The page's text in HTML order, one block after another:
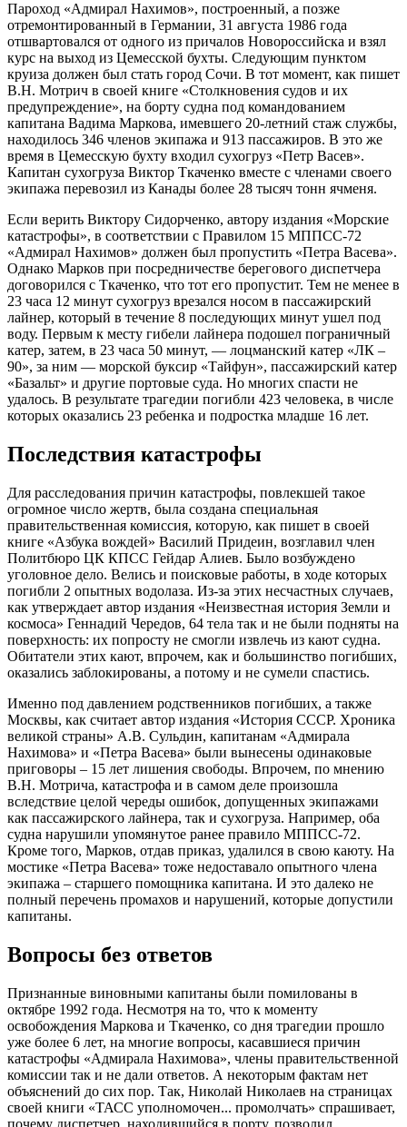
Пароход «Адмирал Нахимов», построенный, а позже
отремонтированный в Германии, 31 августа 1986 года
отшвартовался от одного из причалов Новороссийска и взял
курс на выход из Цемесской бухты. Следующим пунктом
круиза должен был стать город Сочи. В тот момент, как пишет
В.Н. Мотрич в своей книге «Столкновения судов и их
предупреждение», на борту судна под командованием
капитана Вадима Маркова, имевшего 20-летний стаж службы,
находилось 346 членов экипажа и 913 пассажиров. В это же
время в Цемесскую бухту входил сухогруз «Петр Васев».
Капитан сухогруза Виктор Ткаченко вместе с членами своего
экипажа перевозил из Канады более 28 тысяч тонн ячменя.
Если верить Виктору Сидорченко, автору издания «Морские
катастрофы», в соответствии с Правилом 15 МППСС-72
«Адмирал Нахимов» должен был пропустить «Петра Васева».
Однако Марков при посредничестве берегового диспетчера
договорился с Ткаченко, что тот его пропустит. Тем не менее в
23 часа 12 минут сухогруз врезался носом в пассажирский
лайнер, который в течение 8 последующих минут ушел под
воду. Первым к месту гибели лайнера подошел пограничный
катер, затем, в 23 часа 50 минут, — лоцманский катер «ЛК –
90», за ним — морской буксир «Тайфун», пассажирский катер
«Базальт» и другие портовые суда. Но многих спасти не
удалось. В результате трагедии погибли 423 человека, в числе
которых оказались 23 ребенка и подростка младше 16 лет.
Последствия катастрофы
Для расследования причин катастрофы, повлекшей такое
огромное число жертв, была создана специальная
правительственная комиссия, которую, как пишет в своей
книге «Азбука вождей» Василий Придеин, возглавил член
Политбюро ЦК КПСС Гейдар Алиев. Было возбуждено
уголовное дело. Велись и поисковые работы, в ходе которых
погибли 2 опытных водолаза. Из-за этих несчастных случаев,
как утверждает автор издания «Неизвестная история Земли и
космоса» Геннадий Чередов, 64 тела так и не были подняты на
поверхность: их попросту не смогли извлечь из кают судна.
Обитатели этих кают, впрочем, как и большинство погибших,
оказались заблокированы, а потому и не сумели спастись.
Именно под давлением родственников погибших, а также
Москвы, как считает автор издания «История СССР. Хроника
великой страны» А.В. Сульдин, капитанам «Адмирала
Нахимова» и «Петра Васева» были вынесены одинаковые
приговоры – 15 лет лишения свободы. Впрочем, по мнению
В.Н. Мотрича, катастрофа и в самом деле произошла
вследствие целой череды ошибок, допущенных экипажами
как пассажирского лайнера, так и сухогруза. Например, оба
судна нарушили упомянутое ранее правило МППСС-72.
Кроме того, Марков, отдав приказ, удалился в свою каюту. На
мостике «Петра Васева» тоже недоставало опытного члена
экипажа – старшего помощника капитана. И это далеко не
полный перечень промахов и нарушений, которые допустили
капитаны.
Вопросы без ответов
Признанные виновными капитаны были помилованы в
октябре 1992 года. Несмотря на то, что к моменту
освобождения Маркова и Ткаченко, со дня трагедии прошло
уже более 6 лет, на многие вопросы, касавшиеся причин
катастрофы «Адмирала Нахимова», члены правительственной
комиссии так и не дали ответов. А некоторым фактам нет
объяснений до сих пор. Так, Николай Николаев на страницах
своей книги «ТАСС уполномочен... промолчать» спрашивает,
почему диспетчер, находившийся в порту, позволил